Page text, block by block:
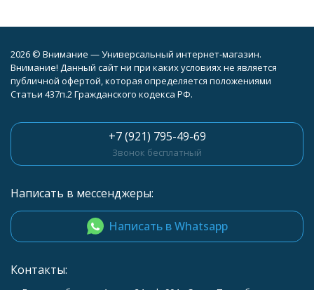
2026 © Внимание — Универсальный интернет-магазин.
Внимание! Данный сайт ни при каких условиях не является
публичной офертой, которая определяется положениями
Статьи 437п.2 Гражданского кодекса РФ.
+7 (921) 795-49-69
Звонок бесплатный
Написать в мессенджеры:
Написать в Whatsapp
Контакты: